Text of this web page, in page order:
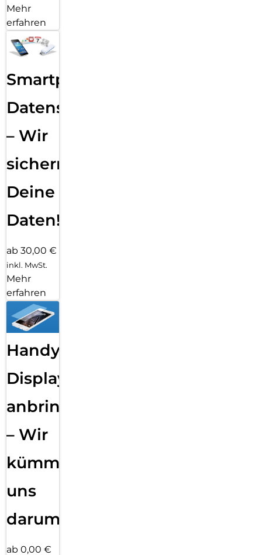
Mehr
erfahren
Smartphone
Datensicherung
– Wir
sichern
Deine
Daten!
ab 30,00 €
inkl. MwSt.
Mehr
erfahren
Handy
Displayfolie
anbringen
– Wir
kümmern
uns
darum!
ab 0,00 €